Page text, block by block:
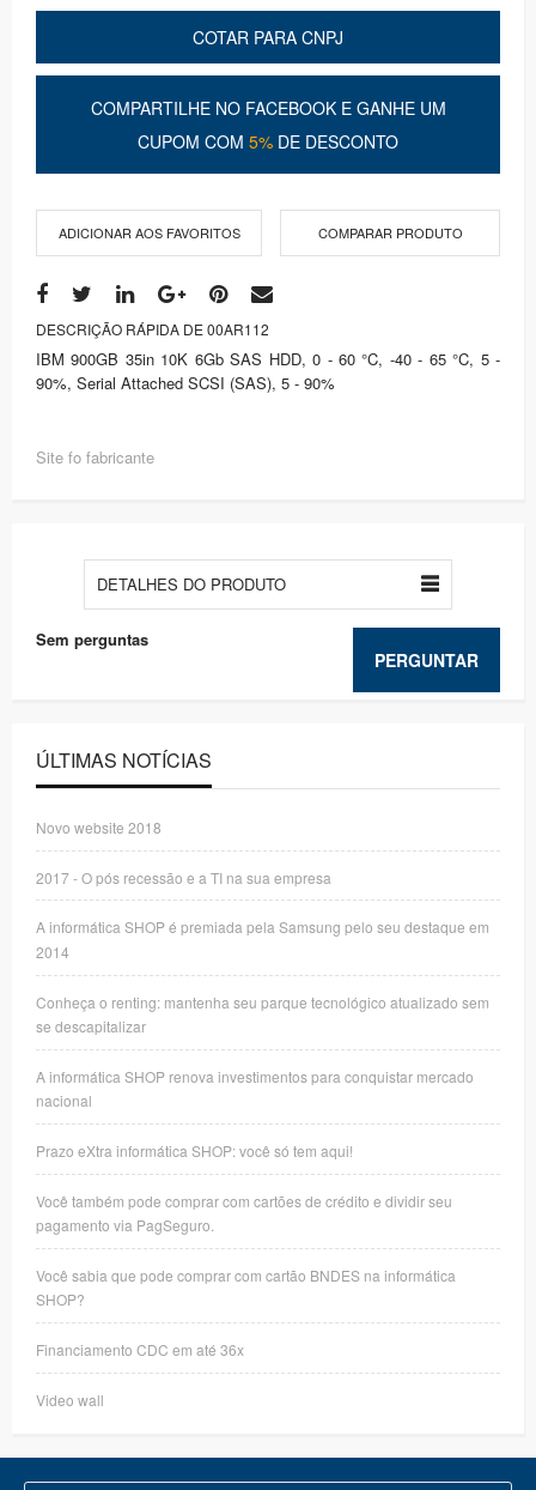
COTAR PARA CNPJ
COMPARTILHE NO FACEBOOK E GANHE UM
CUPOM COM 5% DE DESCONTO
ADICIONAR AOS FAVORITOS COMPARAR PRODUTO
DESCRIÇÃO RÁPIDA DE 00AR112
IBM 900GB 35in 10K 6Gb SAS HDD, 0 - 60 °C, -40 - 65 °C, 5 -
90%, Serial Attached SCSI (SAS), 5 - 90%
Site fo fabricante
DETALHES DO PRODUTO
PERGUNTAR
Sem perguntas
ÚLTIMAS NOTÍCIAS
Novo website 2018
2017 - O pós recessão e a TI na sua empresa
A informática SHOP é premiada pela Samsung pelo seu destaque em
2014
Conheça o renting: mantenha seu parque tecnológico atualizado sem
se descapitalizar
A informática SHOP renova investimentos para conquistar mercado
nacional
Prazo eXtra informática SHOP: você só tem aqui!
Você também pode comprar com cartões de crédito e dividir seu
pagamento via PagSeguro.
Você sabia que pode comprar com cartão BNDES na informática
SHOP?
Financiamento CDC em até 36x
Video wall